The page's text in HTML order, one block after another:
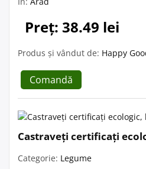
Preț: 38.49 lei
Produs și vândut de: Happy
Comandă
Castraveți certificați
Categorie: Legume